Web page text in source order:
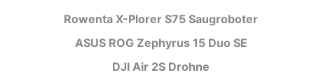
Rowenta X-Plorer S75 Saugroboter
ASUS ROG Zephyrus 15 Duo SE
DJI Air 2S Drohne